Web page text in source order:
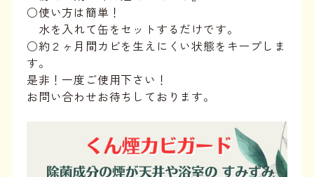
○使い方は簡単！
水を入れて缶をセットするだけです。
○約２ヶ月間カビを生えにくい状態をキープしま
す。
是非！一度ご使用下さい！
お問い合わせお待ちしております。